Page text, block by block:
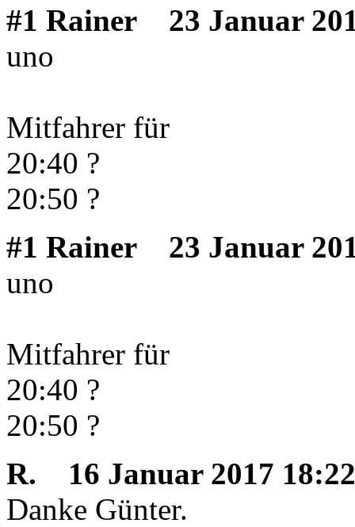
#1 Rainer
23 Januar
uno
Mitfahrer für
20:40 ?
20:50 ?
#1 Rainer
23 Januar
uno
Mitfahrer für
20:40 ?
20:50 ?
R.
16 Januar 2017 18:22
Danke Günter.